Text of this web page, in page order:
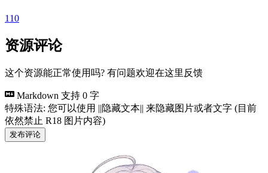
110
资源评论
这个资源能正常使用吗? 有问题欢迎在这里反馈
Markdown 支持 0 字
特殊语法: 您可以使用 ||隐藏文本|| 来隐藏图片或者文字 (目前
依然禁止 R18 图片内容)
发布评论